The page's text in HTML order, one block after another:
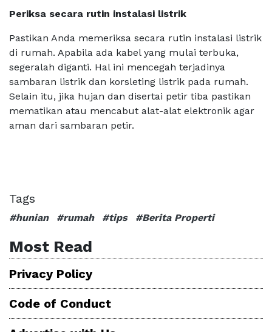
Periksa secara rutin instalasi listrik
Pastikan Anda memeriksa secara rutin instalasi listrik
di rumah. Apabila ada kabel yang mulai terbuka,
segeralah diganti. Hal ini mencegah terjadinya
sambaran listrik dan korsleting listrik pada rumah.
Selain itu, jika hujan dan disertai petir tiba pastikan
mematikan atau mencabut alat-alat elektronik agar
aman dari sambaran petir.
Tags
#hunian #rumah #tips #Berita Properti
Most Read
Privacy Policy
Code of Conduct